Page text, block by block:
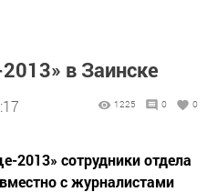
в Заинске
1225 0 0
2013» сотрудники отдела
с журналистами